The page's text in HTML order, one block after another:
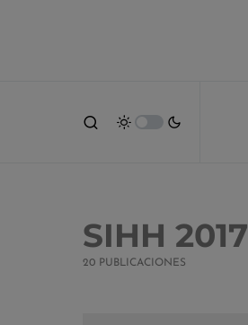
SIHH 2017
20 PUBLICACIONES